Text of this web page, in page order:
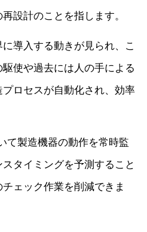
設計のことを指します。
導入する動きが見られ、こ
使や過去には人の手による
ロセスが自動化され、効率
て製造機器の動作を常時監
タイミングを予測すること
ェック作業を削減できま